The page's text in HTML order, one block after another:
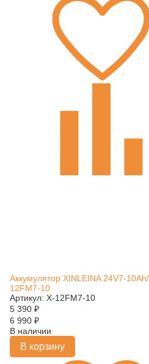
Аккумулятор XINLEINA 24V7-
12FM7-10
Артикул: X-12FM7-10
5 390 ₽
6 990 ₽
В наличии
В корзину